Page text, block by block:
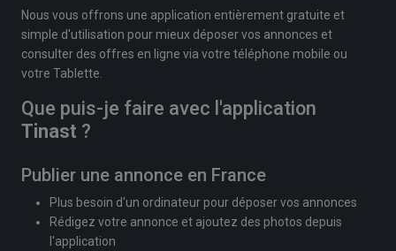
Nous vous offrons une application entièrement gratuite et
simple d'utilisation pour mieux déposer vos annonces et
consulter des offres en ligne via votre téléphone mobile ou
votre Tablette.
Que puis-je faire avec l'application
Tinast ?
Publier une annonce en France
Plus besoin d'un ordinateur pour déposer vos annonces
Rédigez votre annonce et ajoutez des photos depuis
l'application